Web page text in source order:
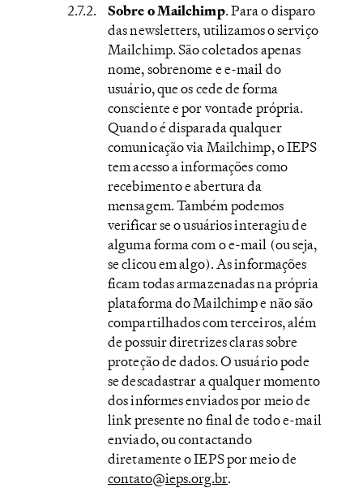
Sobre o Mailchimp. Para o disparo
das newsletters, utilizamos o serviço
Mailchimp. São coletados apenas
nome, sobrenome e e-mail do
usuário, que os cede de forma
consciente e por vontade própria.
Quando é disparada qualquer
comunicação via Mailchimp, o IEPS
tem acesso a informações como
recebimento e abertura da
mensagem. Também podemos
verificar se o usuários interagiu de
alguma forma com o e-mail (ou seja,
se clicou em algo). As informações
ficam todas armazenadas na própria
plataforma do Mailchimp e não são
compartilhados com terceiros, além
de possuir diretrizes claras sobre
proteção de dados. O usuário pode
se descadastrar a qualquer momento
dos informes enviados por meio de
link presente no final de todo e-mail
enviado, ou contactando
diretamente o IEPS por meio de
contato@ieps.org.br.